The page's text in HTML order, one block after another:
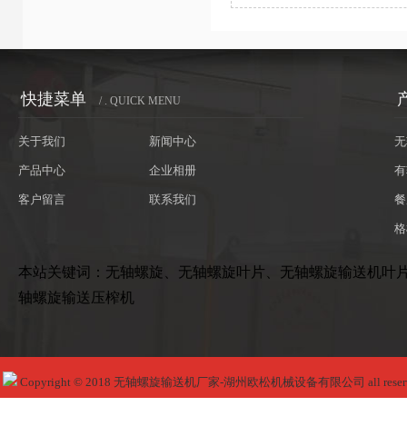
快捷菜单 / . QUICK MENU
关于我们 新闻中心
产品中心 企业相册
客户留言 联系我们
本站关键词：无轴螺旋、无轴螺旋叶片、无轴螺旋输送机
轴螺旋输送压榨机
Copyright © 2018 无轴螺旋输送机厂家-湖州欧松机械设备有限公司 all